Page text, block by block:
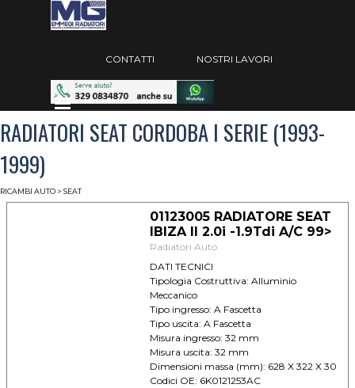
Vai ai contenuti
Salta menù
CONTATTI NOSTRI LAVORI
Salta menù
RADIATORI SEAT CORDOBA I SERIE (1993-
1999)
RICAMBI AUTO > SEAT
01123005 RADIATORE SEAT
IBIZA II 2.0i -1.9Tdi A/C 99>
Radiatori Auto
DATI TECNICI
Tipologia Costruttiva: Alluminio
Meccanico
Tipo ingresso: A Fascetta
Tipo uscita: A Fascetta
Misura ingresso: 32 mm
Misura uscita: 32 mm
Dimensioni massa (mm): 628 X 322 X 30
Codici OE: 6K0121253AC